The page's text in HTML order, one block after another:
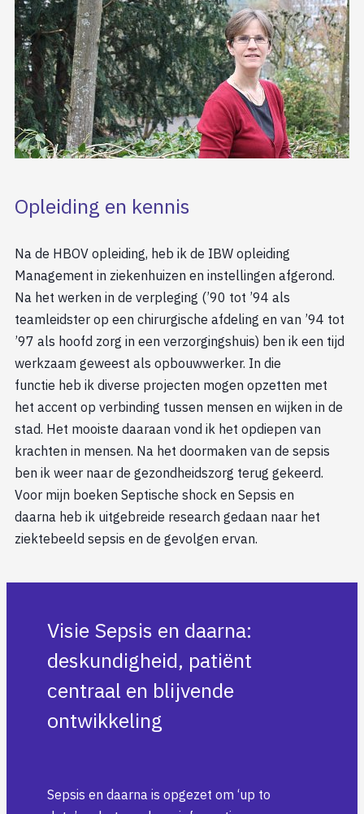
Opleiding en kennis
Na de HBOV opleiding, heb ik de IBW opleiding
Management in ziekenhuizen en instellingen afgerond.
Na het werken in de verpleging (’90 tot ’94 als
teamleidster op een chirurgische afdeling en van ’94 tot
’97 als hoofd zorg in een verzorgingshuis) ben ik een tijd
werkzaam geweest als opbouwwerker. In die
functie heb ik diverse projecten mogen opzetten met
het accent op verbinding tussen mensen en wijken in de
stad. Het mooiste daaraan vond ik het opdiepen van
krachten in mensen. Na het doormaken van de sepsis
ben ik weer naar de gezondheidszorg terug gekeerd.
Voor mijn boeken Septische shock en Sepsis en
daarna heb ik uitgebreide research gedaan naar het
ziektebeeld sepsis en de gevolgen ervan.
Visie Sepsis en daarna:
deskundigheid, patiënt
centraal en blijvende
ontwikkeling
Sepsis en daarna is opgezet om ‘up to